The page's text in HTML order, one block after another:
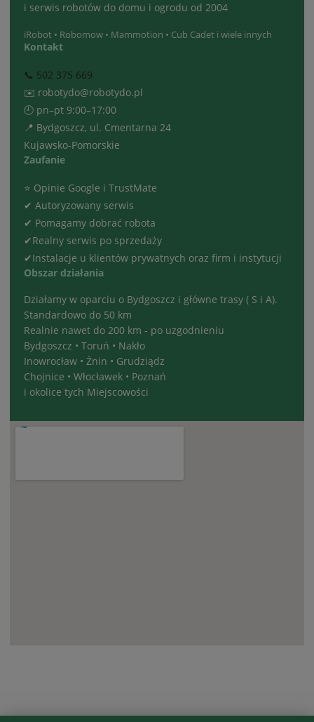
i serwis robotów do domu i ogrodu od 2004
iRobot • Robomow • Mammotion • Cub Cadet i wiele innych
Kontakt
📞 502 375 669
✉️ robotydo@robotydo.pl
🕘 pn–pt 9:00–17:00
📍 Bydgoszcz, ul. Cmentarna 24
Kujawsko-Pomorskie
Zaufanie
⭐ Opinie Google i TrustMate
✔ Autoryzowany serwis
✔ Pomagamy dobrać robota
✔Realny serwis po sprzedaży
✔Instalacje u klientów prywatnych oraz firm i instytucji
Obszar działania
Działamy w oparciu o Bydgoszcz i główne trasy ( S i A).
Standardowo do 50 km
Realnie nawet do 200 km - po uzgodnieniu
Bydgoszcz • Toruń • Nakło
Inowrocław • Żnin • Grudziądz
Chojnice • Włocławek • Poznań
i okolice tych Miejscowości